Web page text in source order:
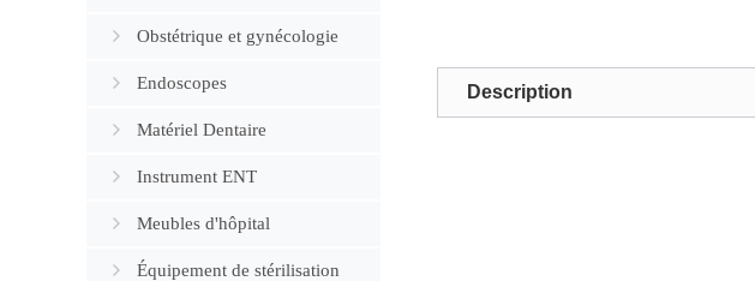
Obstétrique et gynécologie
Endoscopes
Matériel Dentaire
Instrument ENT
Meubles d'hôpital
Équipement de stérilisation
Description